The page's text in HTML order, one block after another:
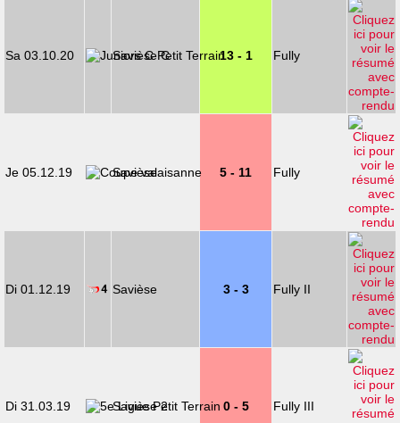
Sa 03.10.20 Savièse C 13 - 1 Fully
Je 05.12.19 Savièse 5 - 11 Fully
Di 01.12.19 Savièse 3 - 3 Fully II
Di 31.03.19 Savièse 2 0 - 5 Fully III